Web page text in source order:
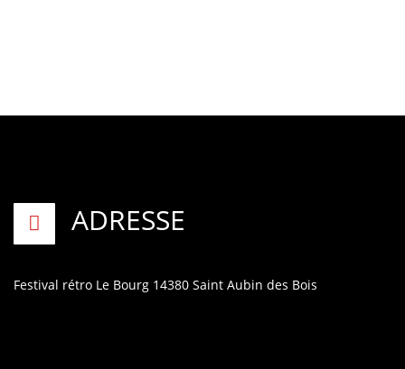
ADRESSE
Festival rétro Le Bourg 14380 Saint Aubin des Bois